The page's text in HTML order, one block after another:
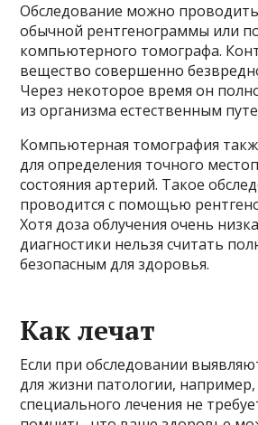
Обследование можно
обычной рентгенограммы или
компьютерного томографа.
вещество совершенно
Через некоторое время он
из организма естественным
Компьютерная томография
для определения точного
состояния артерий. Такое
проводится с помощью
Хотя доза облучения очень
диагностики нельзя считать
безопасным для здоровья.
Как лечат
Если при обследовании
для жизни патологии,
специального лечения не